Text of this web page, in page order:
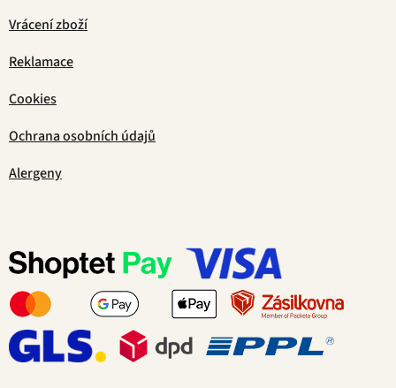
Vrácení zboží
Reklamace
Cookies
Ochrana osobních údajů
Alergeny